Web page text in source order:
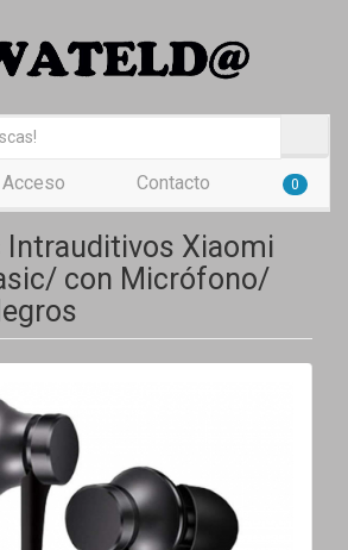
Acceso Contacto 0
Intrauditivos Xiaomi
con Micrófono/